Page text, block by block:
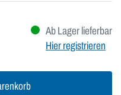
Ab Lager lieferbar
Hier registrieren